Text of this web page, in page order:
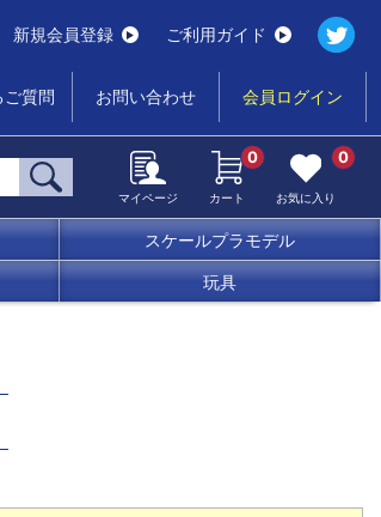
新規会員登録 ご利用ガイド
ご質問 お問い合わせ 会員ログイン
マイページ カート
0
お気に入り
0
スケールプラモデル
玩具